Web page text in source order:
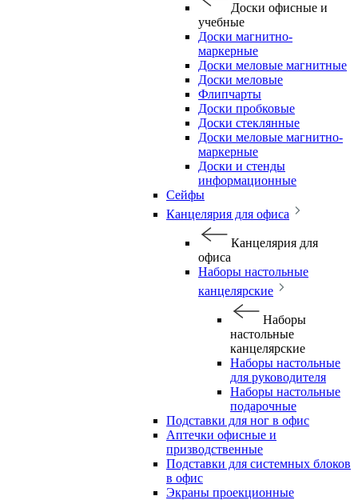
Доски офисные и
учебные
Доски магнитно-
маркерные
Доски меловые магнитные
Доски меловые
Флипчарты
Доски пробковые
Доски стеклянные
Доски меловые магнитно-
маркерные
Доски и стенды
информационные
Сейфы
Канцелярия для офиса
Канцелярия для
офиса
Наборы настольные
канцелярские
Наборы
настольные
канцелярские
Наборы настольные
для руководителя
Наборы настольные
подарочные
Подставки для ног в офис
Аптечки офисные и
призводственные
Подставки для системных блоков
в офис
Экраны проекционные